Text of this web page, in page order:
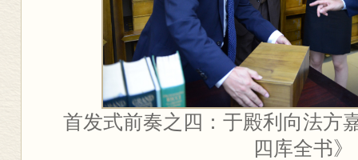
首发式前奏之四：于殿利向法方
四库全书》